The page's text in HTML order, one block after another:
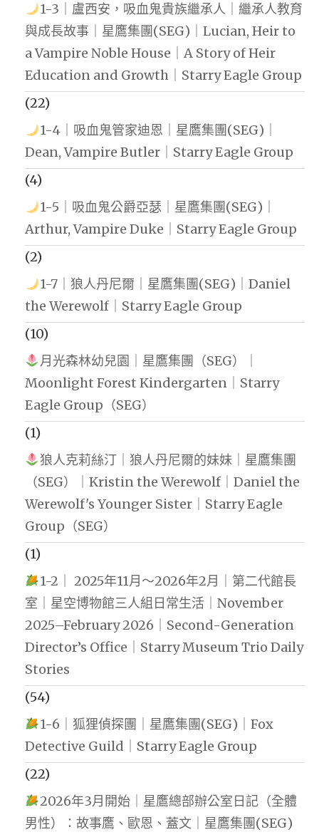
1-3｜盧西安，吸血鬼貴族繼承人｜繼承人教育
與成長故事｜星鷹集團(SEG)｜Lucian, Heir to
a Vampire Noble House｜A Story of Heir
Education and Growth｜Starry Eagle Group
(22)
1-4｜吸血鬼管家迪恩｜星鷹集團(SEG)｜
Dean, Vampire Butler｜Starry Eagle Group
(4)
1-5｜吸血鬼公爵亞瑟｜星鷹集團(SEG)｜
Arthur, Vampire Duke｜Starry Eagle Group
(2)
1-7｜狼人丹尼爾｜星鷹集團(SEG)｜Daniel
the Werewolf｜Starry Eagle Group
(10)
月光森林幼兒園｜星鷹集團（SEG）｜
Moonlight Forest Kindergarten｜Starry
Eagle Group（SEG）
(1)
狼人克莉絲汀｜狼人丹尼爾的妹妹｜星鷹集團
（SEG）｜Kristin the Werewolf｜Daniel the
Werewolf's Younger Sister｜Starry Eagle
Group（SEG）
(1)
1-2｜ 2025年11月～2026年2月｜第二代館長
室｜星空博物館三人組日常生活｜November
2025–February 2026｜Second-Generation
Director’s Office｜Starry Museum Trio Daily
Stories
(54)
1-6｜狐狸偵探團｜星鷹集團(SEG)｜Fox
Detective Guild｜Starry Eagle Group
(22)
2026年3月開始｜星鷹總部辦公室日記（全體
男性）：故事鷹、歐恩、蓋文｜星鷹集團(SEG)